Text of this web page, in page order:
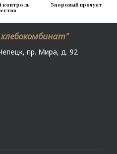
контроль Здоровый продукт
пр. Мира, д. 92